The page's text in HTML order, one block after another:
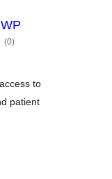
(0전
체)
to
patient